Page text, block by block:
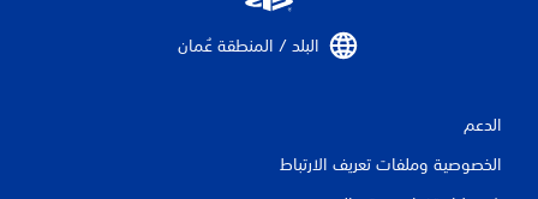
البلد / المنطقة عُمان‏
الدعم
الخصوصية وملفات تعريف الارتباط